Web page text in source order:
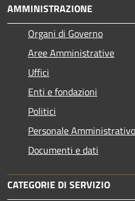
AMMINISTRAZIONE
Organi di Governo
Aree Amministrative
Uffici
Enti e fondazioni
Politici
Personale Amministrativo
Documenti e dati
CATEGORIE DI SERVIZIO